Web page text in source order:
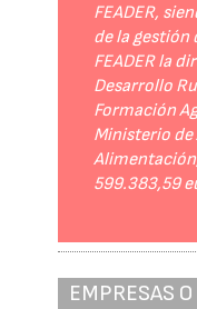
FEADER,
de la gestión
FEADER la
Desarrollo
Formación
Ministerio de
599.383,59
EMPRESAS